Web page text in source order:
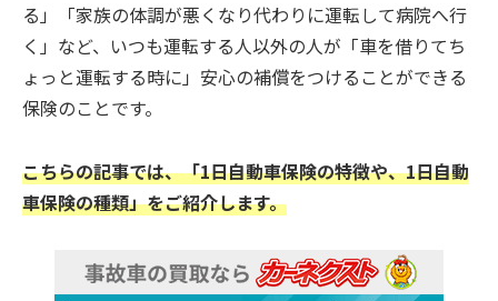
る」「家族の体調が悪くなり代わりに運転して病院へ行
く」など、いつも運転する人以外の人が「車を借りてち
ょっと運転する時に」安心の補償をつけることができる
保険のことです。
こちらの記事では、「1日自動車保険の特徴や、1日自動
車保険の種類」をご紹介します。